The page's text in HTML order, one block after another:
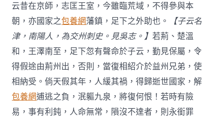
云昔在京師，志匡王室，今雖臨荒域，不得參與本
朝，亦國家之包養網藩鎮，足下之外助也。
【子云名
津，南陽人，為交州刺史。見吳志。】若荊、楚溫
和，王澤南至，足下忽有聲命於子云，勤見保屬，令
得假途由荊州出，否則，當復相紹介於益州兄弟，使
相納受。倘天假其年，人緩其禍，得歸逝世國家，解
包養網逋逃之負，泯軀九泉，將復何恨！若時有險
易，事有利鈍，人命無常，隕沒不達者，則永銜罪